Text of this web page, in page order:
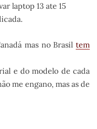
laptop 13 ate 15
mas no Brasiltem
e do modelo de cada
me engano, mas as de